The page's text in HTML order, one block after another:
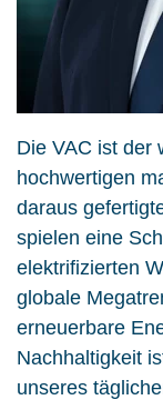
Die VAC ist der
hochwertigen
daraus
spielen eine
elektrifizierten
globale
erneuerbare
Nachhaltigkeit
unseres